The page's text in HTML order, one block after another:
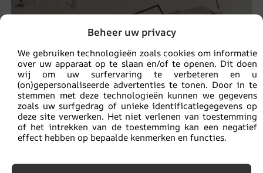
Beheer uw privacy
We gebruiken technologieën zoals cookies om informatie
over uw apparaat op te slaan en/of te openen. Dit doen
wij om uw surfervaring te verbeteren en u
(on)gepersonaliseerde advertenties te tonen. Door in te
stemmen met deze technologieën kunnen we gegevens
zoals uw surfgedrag of unieke identificatiegegevens op
deze site verwerken. Het niet verlenen van toestemming
of het intrekken van de toestemming kan een negatief
effect hebben op bepaalde kenmerken en functies.